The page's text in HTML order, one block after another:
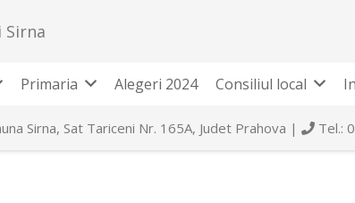
Sirna
Primaria Alegeri 2024 Consiliul local
Sirna, Sat Tariceni Nr. 165A, Judet Prahova | Tel.: